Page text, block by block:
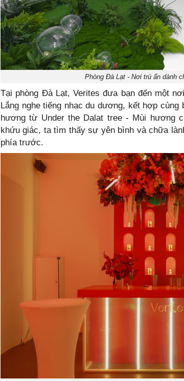
Phòng Đà Lạt - Nơi trú ẩn dành
Tại phòng Đà Lạt, Verites đưa bạn đến một
Lắng nghe tiếng nhạc du dương, kết hợp
hương từ Under the Dalat tree - Mùi hương
khứu giác, ta tìm thấy sự yên bình và chữa
phía trước.